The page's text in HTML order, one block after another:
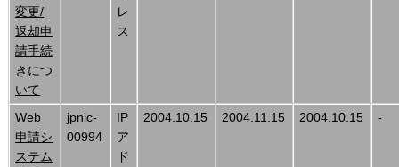
変更/
返却申
請手続
きにつ
いて
レ
ス
Web
申請シ
ステム
jpnic-
00994
IP
ア
ド
2004.10.15 2004.11.15 2004.10.15 -